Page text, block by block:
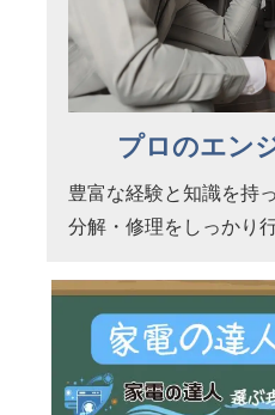
プロのエン
豊富な経験と知識を持
分解・修理をしっかり